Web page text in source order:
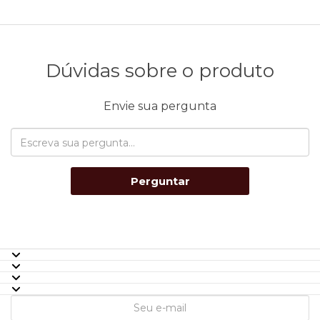
Dúvidas sobre o produto
Envie sua pergunta
Perguntar